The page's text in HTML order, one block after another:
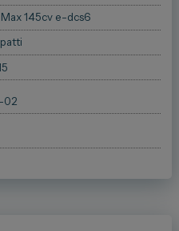
Max 145cv e-dcs6
02